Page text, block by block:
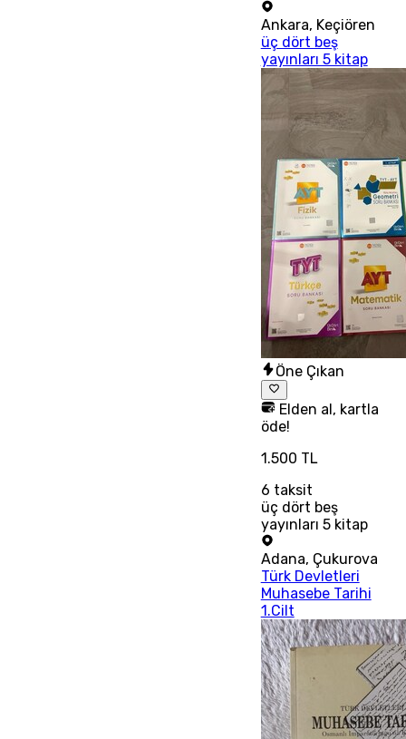
Ankara, Keçiören
üç dört beş
yayınları 5 kitap
Öne Çıkan
Elden al, kartla
öde!
1.500 TL
6 taksit
üç dört beş
yayınları 5 kitap
Adana, Çukurova
Türk Devletleri
Muhasebe Tarihi
1.Cilt